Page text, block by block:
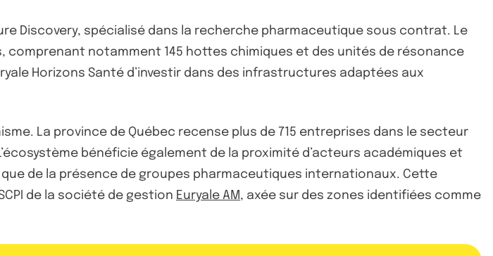
Discovery, spécialisé dans la recherche pharmaceutique sous contrat. Le
notamment 145 hottes chimiques et des unités de résonance
Horizons Santé d’investir dans des infrastructures adaptées aux
La province de Québec recense plus de 715 entreprises dans le secteur
bénéficie également de la proximité d’acteurs académiques et
que de la présence de groupes pharmaceutiques internationaux. Cette
de la société de gestion Euryale AM, axée sur des zones identifiées comme